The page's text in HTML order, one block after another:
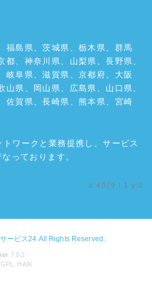
福島県、茨城県、栃木県、群馬
都、神奈川県、山梨県、長野県、
岐阜県、滋賀県、京都府、大阪
山県、岡山県、広島県、山口県、
佐賀県、長崎県、熊本県、宮崎
ワークと業務提携し、サービス
っております。
a:4079 t:1 y:0
ービス24 All Rights Reserved.
7.0.2
HAIK